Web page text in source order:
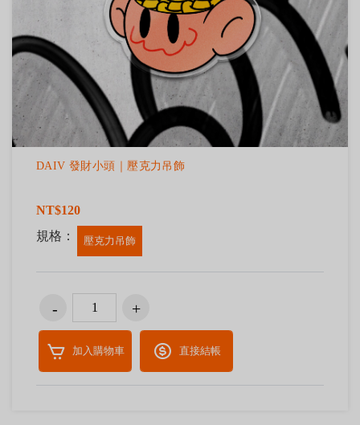
DAIV 發財小頭｜壓克力吊飾
NT$120
規格：
壓克力吊飾
加入購物車 直接結帳